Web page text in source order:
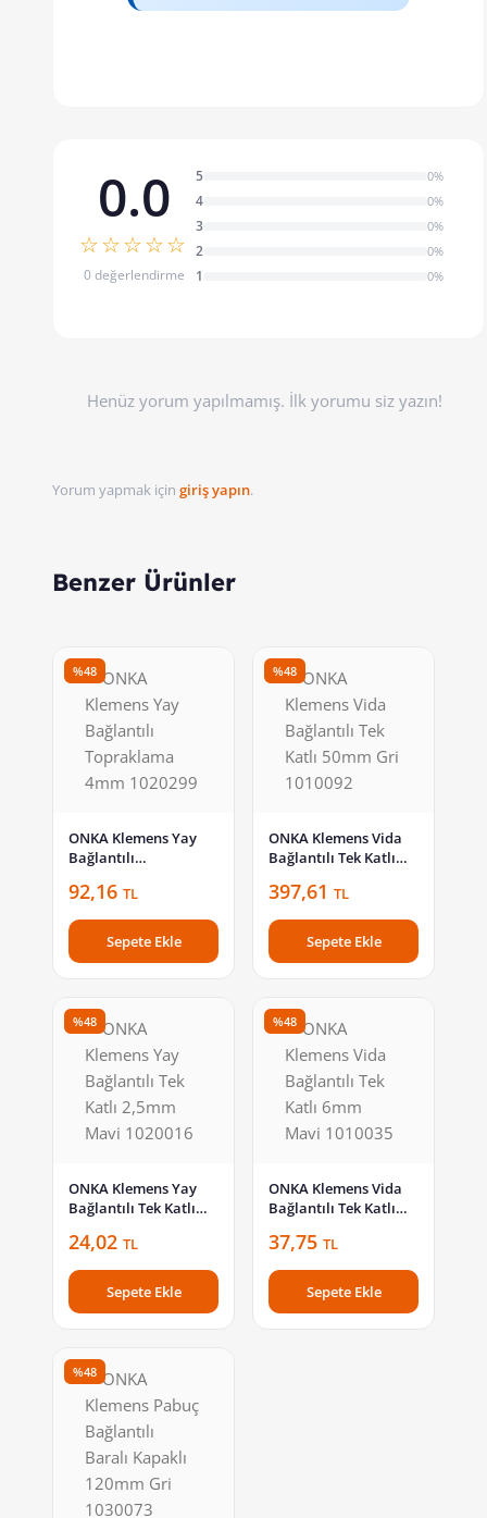
0.0
☆☆☆☆☆
0 değerlendirme
5 0%
4 0%
3 0%
2 0%
1 0%
Henüz yorum yapılmamış. İlk yorumu siz yazın!
Yorum yapmak için giriş yapın.
Benzer Ürünler
%48
ONKA Klemens Yay
Bağlantılı
1020299
92,16 TL
Sepete Ekle
%48
ONKA Klemens Vida
Bağlantılı Tek Katlı
397,61 TL
Sepete Ekle
%48
ONKA Klemens Yay
Bağlantılı Tek Katlı
24,02 TL
Sepete Ekle
%48
ONKA Klemens Vida
Bağlantılı Tek Katlı
37,75 TL
Sepete Ekle
%48